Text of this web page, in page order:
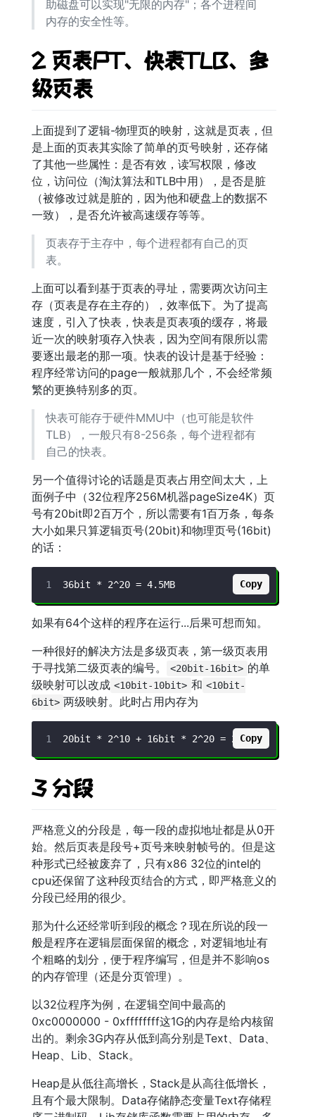
助磁盘可以实现"无限的内存"；各个进程间
内存的安全性等。
2 页表PT、快表TLB、多
级页表
上面提到了逻辑-物理页的映射，这就是页表，但
是上面的页表其实除了简单的页号映射，还存储
了其他一些属性：是否有效，读写权限，修改
位，访问位（淘汰算法和TLB中用），是否是脏
（被修改过就是脏的，因为他和硬盘上的数据不
一致），是否允许被高速缓存等等。
页表存于主存中，每个进程都有自己的页
表。
上面可以看到基于页表的寻址，需要两次访问主
存（页表是存在主存的），效率低下。为了提高
速度，引入了快表，快表是页表项的缓存，将最
近一次的映射项存入快表，因为空间有限所以需
要逐出最老的那一项。快表的设计是基于经验：
程序经常访问的page一般就那几个，不会经常频
繁的更换特别多的页。
快表可能存于硬件MMU中（也可能是软件
TLB），一般只有8-256条，每个进程都有
自己的快表。
另一个值得讨论的话题是页表占用空间太大，上
面例子中（32位程序256M机器pageSize4K）页
号有20bit即2百万个，所以需要有1百万条，每条
大小如果只算逻辑页号(20bit)和物理页号(16bit)
的话：
36bit * 2^20 = 4.5MB Copy
如果有64个这样的程序在运行...后果可想而知。
一种很好的解决方法是多级页表，第一级页表用
于寻找第二级页表的编号。
<20bit-16bit> 的单
级映射可以改成 <10bit-10bit> 和 <10bit-
6bit> 两级映射。此时占用内存为
20bit * 2^10 + 16bit * 2^20 = 2M
Copy
3 分段
严格意义的分段是，每一段的虚拟地址都是从0开
始。然后页表是段号+页号来映射帧号的。但是这
种形式已经被废弃了，只有x86 32位的intel的
cpu还保留了这种段页结合的方式，即严格意义的
分段已经用的很少。
那为什么还经常听到段的概念？现在所说的段一
般是程序在逻辑层面保留的概念，对逻辑地址有
个粗略的划分，便于程序编写，但是并不影响os
的内存管理（还是分页管理）。
以32位程序为例，在逻辑空间中最高的
0xc0000000 - 0xffffffff这1G的内存是给内核留
出的。剩余3G内存从低到高分别是Text、Data、
Heap、Lib、Stack。
Heap是从低往高增长，Stack是从高往低增长，
且有个最大限制。Data存储静态变量Text存储程